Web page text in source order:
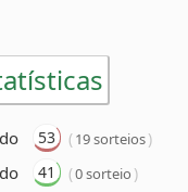
53 (19 sorteios)
41 (0 sorteio )